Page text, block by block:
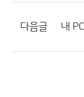
다음글 내